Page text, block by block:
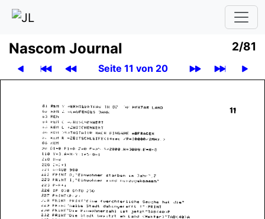
Nascom Journal 2/81
Seite 11 von 20